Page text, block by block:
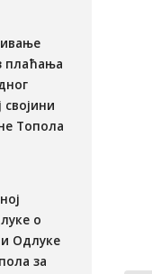
плаћања
Топола
о
Одлуке
за